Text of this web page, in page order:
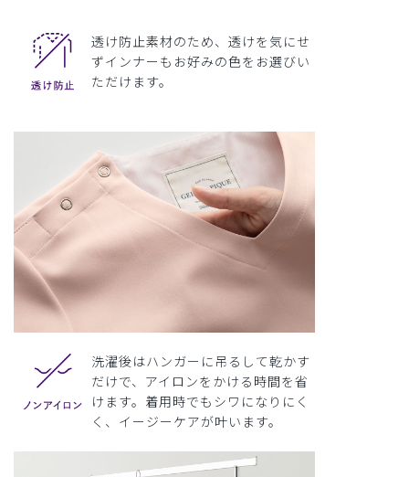
透け防止素材のため、透けを気にせ
ずインナーもお好みの色をお選びい
ただけます。
洗濯後はハンガーに吊るして乾かす
だけで、アイロンをかける時間を省
けます。着用時でもシワになりにく
く、イージーケアが叶います。